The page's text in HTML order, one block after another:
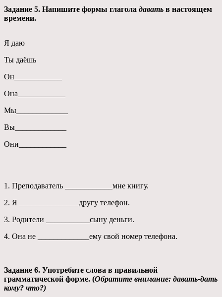
Задание 5. Напишите формы глагола давать в настоящем
времени.
Я даю
Ты даёшь
Он____________
Она____________
Мы_____________
Вы_____________
Они____________
1. Преподаватель ____________мне книгу.
2. Я _______________другу телефон.
3. Родители ___________сыну деньги.
4. Она не _____________ему свой номер телефона.
Задание 6. Употребите слова в правильной
грамматической форме. (Обратите внимание: давать-дать
кому? что?)